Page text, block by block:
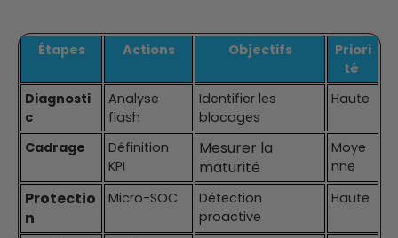
Étapes Actions Objectifs
Priori
té
Diagnosti
c
Analyse
flash
Identifier les
blocages
Haute
Cadrage
Définition
KPI
Mesurer la
maturité
Moye
nne
Protectio
n
Micro-SOC
Détection
proactive
Haute